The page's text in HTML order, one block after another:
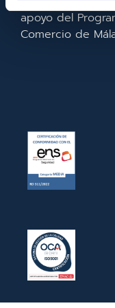
apoyo del
Comercio de